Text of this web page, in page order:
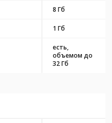
8 Гб
1 Гб
есть,
объемом до
32 Гб